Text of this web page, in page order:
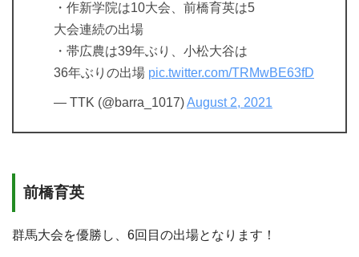
・作新学院は10大会、前橋育英は5
大会連続の出場
・帯広農は39年ぶり、小松大谷は
36年ぶりの出場 pic.twitter.com/TRMwBE63fD
— TTK (@barra_1017)August 2, 2021
前橋育英
群馬大会を優勝し、6回目の出場となります！